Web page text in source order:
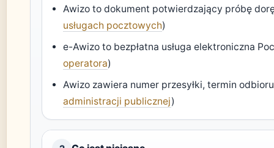
Awizo to dokument potwierdzający próbę
usługach pocztowych)
e-Awizo to bezpłatna usługa elektroniczna
operatora)
Awizo zawiera numer przesyłki, termin
administracji publicznej)